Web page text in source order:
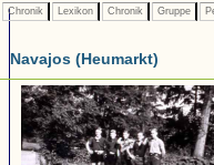
Chronik Lexikon Chronik Gruppe
Navajos (Heumarkt)